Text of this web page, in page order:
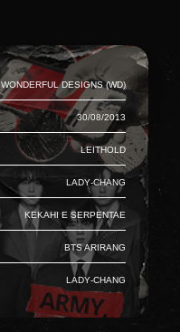
Wonderful Designs (WD)
30/08/2013
Leithold
Lady-Chang
Kekahi e Serpentae
BTS Arirang
Lady-Chang